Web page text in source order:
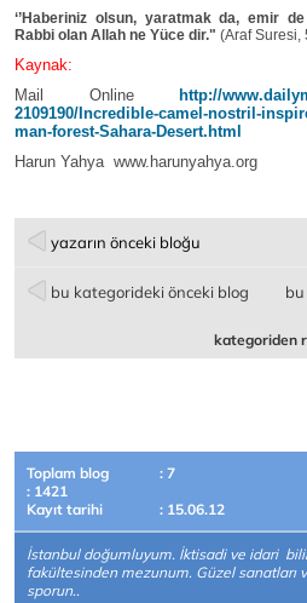
‘’Haberiniz olsun, yaratmak da, emir
Rabbi olan Allah ne Yüce dir." (Araf Suresi,
Kaynak:
Mail Online
http://
2109190/Incredible-camel-nostril-
man-forest-Sahara-Desert.html
Harun Yahya www.harunyahya.org
yazarın önceki bloğu
bu kategorideki önceki blog
kategoriden
Toplam blog
: 7
: 1421
Kayıt tarihi
: 15.06.12
İstanbul doğumluyum. İktisadi ve idari
fakültesinden mezunum. Güzel sanatları
sporun..